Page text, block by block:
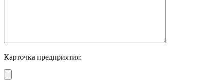
Карточка предприятия: